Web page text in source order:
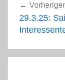
29.3.25: